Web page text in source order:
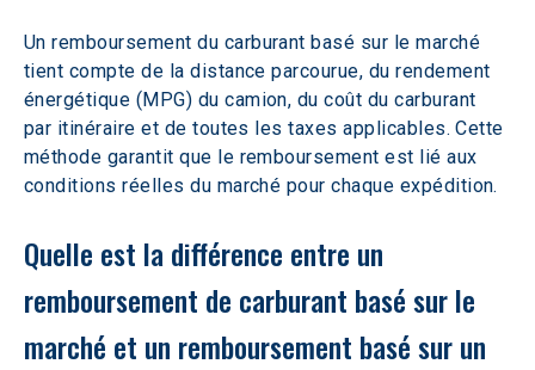
Un remboursement du carburant basé sur le marché
tient compte de la distance parcourue, du rendement
énergétique (MPG) du camion, du coût du carburant
par itinéraire et de toutes les taxes applicables. Cette
méthode garantit que le remboursement est lié aux
conditions réelles du marché pour chaque expédition.
Quelle est la différence entre un
remboursement de carburant basé sur le
marché et un remboursement basé sur un